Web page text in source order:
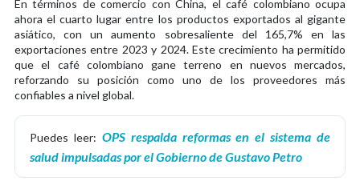
En términos de comercio con China, el café colombiano ocupa
ahora el cuarto lugar entre los productos exportados al gigante
asiático, con un aumento sobresaliente del 165,7% en las
exportaciones entre 2023 y 2024. Este crecimiento ha permitido
que el café colombiano gane terreno en nuevos mercados,
reforzando su posición como uno de los proveedores más
confiables a nivel global.
Puedes leer: OPS respalda reformas en el sistema de
salud impulsadas por el Gobierno de Gustavo Petro